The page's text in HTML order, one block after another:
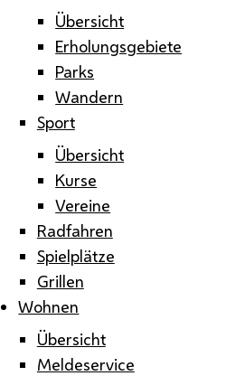
Übersicht
Erholungsgebiete
Parks
Wandern
Sport
Übersicht
Kurse
Vereine
Radfahren
Spielplätze
Grillen
Wohnen
Übersicht
Meldeservice